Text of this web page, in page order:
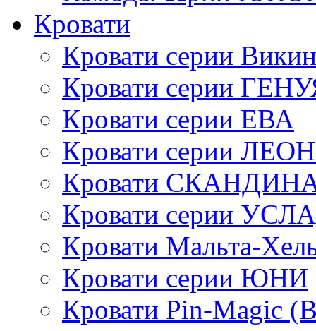
Кровати
Кровати серии
Кровати серии
Кровати серии ЕВА
Кровати серии
Кровати
Кровати серии
Кровати Мальта-
Кровати серии ЮНИ
Кровати Pin-Magic